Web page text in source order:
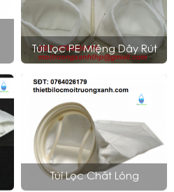
Túi Lọc PE Miệng Dây Rút
Túi Lọc Chất Lỏng